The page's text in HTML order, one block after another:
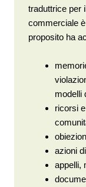
traduttrice per
commerciale
proposito ha
modelli
ricorsi
azioni
appelli,